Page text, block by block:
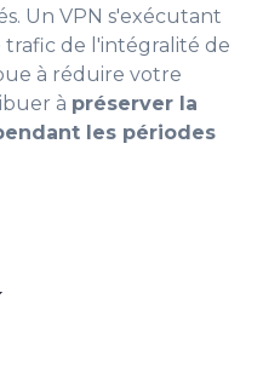
Un VPN s'exécutant
de l'intégralité de
à réduire votre
à préserver la
les périodes